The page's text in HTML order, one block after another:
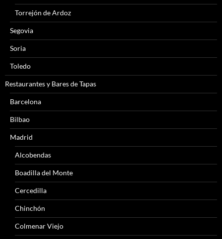
Torrejón de Ardoz
Segovia
Soria
Toledo
Restaurantes y Bares de Tapas
Barcelona
Bilbao
Madrid
Alcobendas
Boadilla del Monte
Cercedilla
Chinchón
Colmenar Viejo